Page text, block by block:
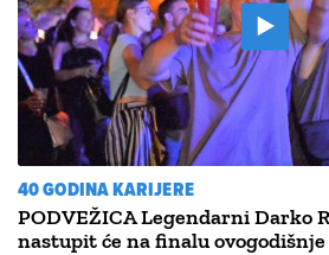
40 GODINA KARIJERE
PODVEŽICA Legendarni Darko
nastupit će na finalu ovogodišnje